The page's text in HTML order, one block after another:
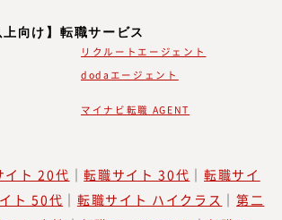
クス総合研究所』を運営する株
ワークスは、「日本のみらいの
人を増やす」をミッション、
ショナル人材が挑戦するエコシ
する」をビジョンに掲げ、人生
、働く目的に縛られない挑戦の
の挑戦の支援を行うための事業
向け】転職サービス
リクルートエージェント
dodaエージェント
マイナビ転職 AGENT
イト 20代 ｜転職サイト 30代 ｜転職サイ
ト 50代 ｜ 転職サイト ハイクラス ｜第二